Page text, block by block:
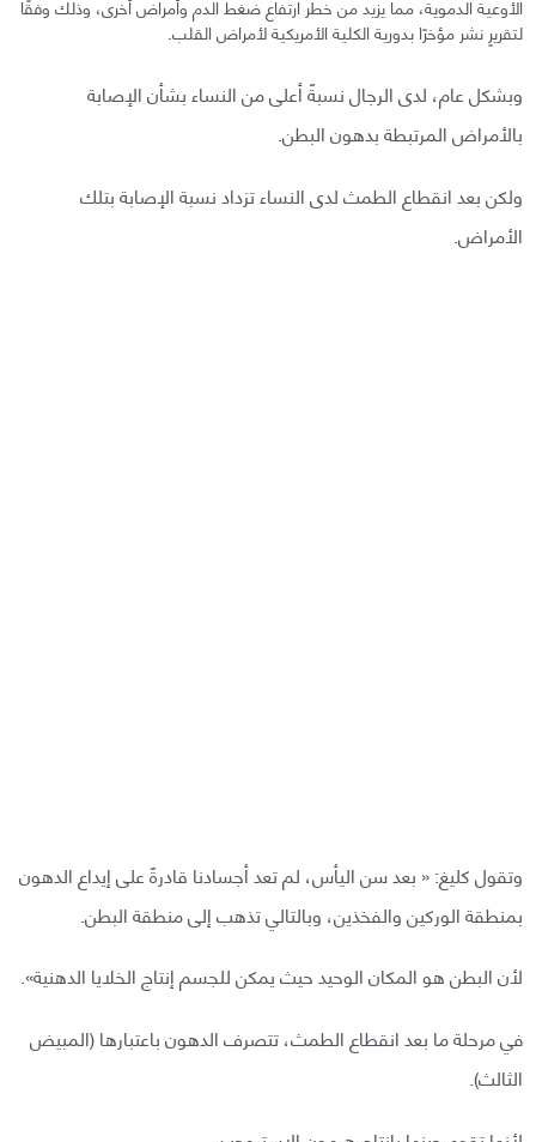
الأوعية الدموية، مما يزيد من خطر ارتفاع ضغط الدم وأمراض أخرى، وذلك وفقًا
لتقريرٍ نشر مؤخرًا بدورية الكلية الأمريكية لأمراض القلب.
وبشكل عام، لدى الرجال نسبةً أعلى من النساء بشأن الإصابة
بالأمراض المرتبطة بدهون البطن.
ولكن بعد انقطاع الطمث لدى النساء تزداد نسبة الإصابة بتلك
الأمراض.
وتقول كليغ: « بعد سن اليأس، لم تعد أجسادنا قادرةً على إيداع الدهون
بمنطقة الوركين والفخذين، وبالتالي تذهب إلى منطقة البطن.
لأن البطن هو المكان الوحيد حيث يمكن للجسم إنتاج الخلايا الدهنية».
في مرحلة ما بعد انقطاع الطمث، تتصرف الدهون باعتبارها (المبيض
الثالث).